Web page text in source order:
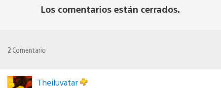
Los comentarios están cerrados.
2 Comentario
Theiluvatar